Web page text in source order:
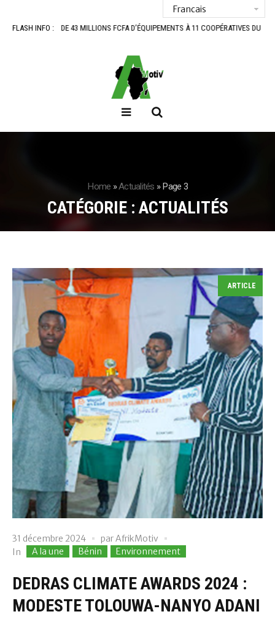
FLASH INFO :
FCFA D’ÉQUIPEMENTS À 11 COOPÉRATIVES DU SUD-BÉNIN BANTÈ : LES
Home »Actualités »Page 3
CATÉGORIE : ACTUALITÉS
ARTICLE
31 décembre 2024 parAfrikMotiv
In
A la une Bénin Environnement
DEDRAS CLIMATE AWARDS 2024 :
MODESTE TOLOUWA-NANYO ADANI